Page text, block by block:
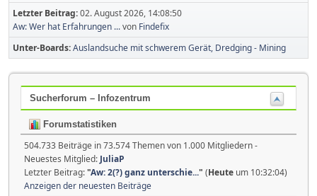
Letzter Beitrag:02. August 2026, 14:08:50
Aw: Wer hat Erfahrungen ...von Findefix
Unter-Boards Auslandsuche mit schwerem Gerät, Dredging - Mining
Sucherforum – Infozentrum
Forumstatistiken
504.733 Beiträge in 73.574 Themen von 1.000 Mitgliedern -
Neuestes Mitglied: JuliaP
Letzter Beitrag:"Aw: 2(?) ganz unterschie..." (Heute um 10:32:04)
Anzeigen der neuesten Beiträge